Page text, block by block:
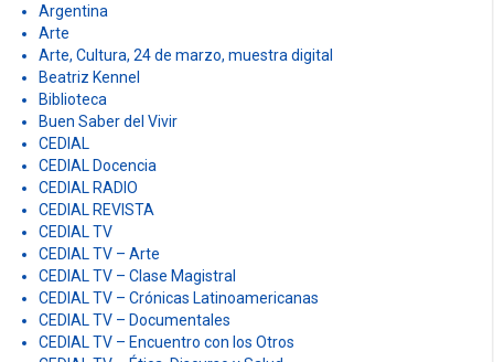
Argentina
Arte
Arte, Cultura, 24 de marzo, muestra digital
Beatriz Kennel
Biblioteca
Buen Saber del Vivir
CEDIAL
CEDIAL Docencia
CEDIAL RADIO
CEDIAL REVISTA
CEDIAL TV
CEDIAL TV – Arte
CEDIAL TV – Clase Magistral
CEDIAL TV – Crónicas Latinoamericanas
CEDIAL TV – Documentales
CEDIAL TV – Encuentro con los Otros